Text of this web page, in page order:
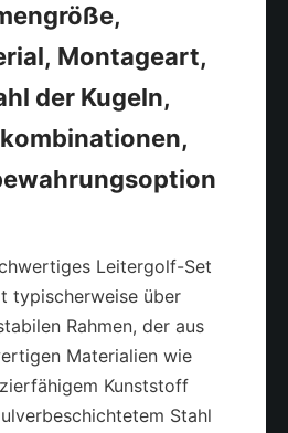
Montageart,
der Kugeln,
Leitergolf-Set
typischerweise über
Rahmen, der aus
Materialien wie
Kunststoff
Stahl